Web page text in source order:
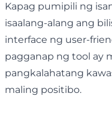
Kapag pumipili ng
isaalang-alang ang
interface ng user-
pagganap ng tool ay
pangkalahatang
maling positibo.